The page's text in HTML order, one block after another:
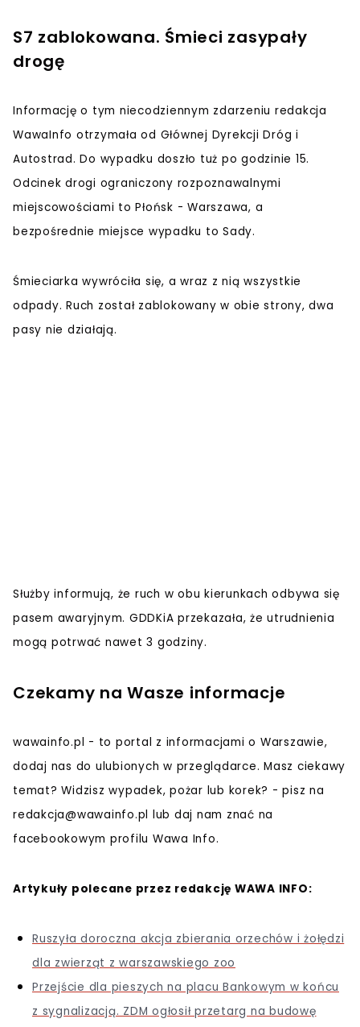
S7 zablokowana. Śmieci zasypały
drogę
Informację o tym niecodziennym zdarzeniu redakcja
WawaInfo otrzymała od Głównej Dyrekcji Dróg i
Autostrad. Do wypadku doszło tuż po godzinie 15.
Odcinek drogi ograniczony rozpoznawalnymi
miejscowościami to Płońsk - Warszawa, a
bezpośrednie miejsce wypadku to Sady.
Śmieciarka wywróciła się, a wraz z nią wszystkie
odpady. Ruch został zablokowany w obie strony, dwa
pasy nie działają.
Służby informują, że ruch w obu kierunkach odbywa się
pasem awaryjnym. GDDKiA przekazała, że utrudnienia
mogą potrwać nawet 3 godziny.
Czekamy na Wasze informacje
wawainfo.pl - to portal z informacjami o Warszawie,
dodaj nas do ulubionych w przeglądarce. Masz ciekawy
temat? Widzisz wypadek, pożar lub korek? - pisz na
redakcja@wawainfo.pl lub daj nam znać na
facebookowym profilu Wawa Info.
Artykuły polecane przez redakcję WAWA INFO:
Ruszyła doroczna akcja zbierania orzechów i żołędzi
dla zwierząt z warszawskiego zoo
Przejście dla pieszych na placu Bankowym w końcu
z sygnalizacją. ZDM ogłosił przetarg na budowę